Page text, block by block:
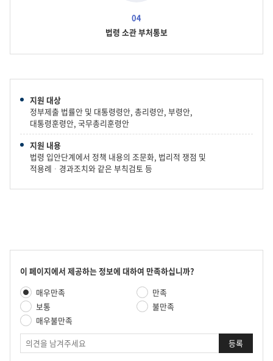
04
법령 소관 부처통보
지원 대상
정부제출 법률안 및 대통령령안, 총리령안, 부령안,
대통령훈령안, 국무총리훈령안
지원 내용
법령 입안단계에서 정책 내용의 조문화, 법리적 쟁점 및
적용례ᆞ경과조치와 같은 부칙검토 등
콘
츠
만
족
도
조
사
이 페이지에서 제공하는 정보에 대하여 만족하십니까?
만
족
도
평
가
매우만족
만족
보통
불만족
매우불만족
견